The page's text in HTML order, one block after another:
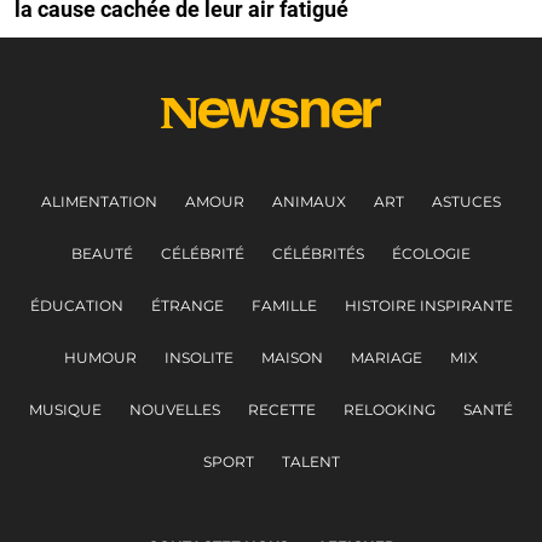
la cause cachée de leur air fatigué
ALIMENTATION AMOUR ANIMAUX ART ASTUCES
BEAUTÉ CÉLÉBRITÉ CÉLÉBRITÉS ÉCOLOGIE
ÉDUCATION ÉTRANGE FAMILLE HISTOIRE INSPIRANTE
HUMOUR INSOLITE MAISON MARIAGE MIX
MUSIQUE NOUVELLES RECETTE RELOOKING SANTÉ
SPORT TALENT